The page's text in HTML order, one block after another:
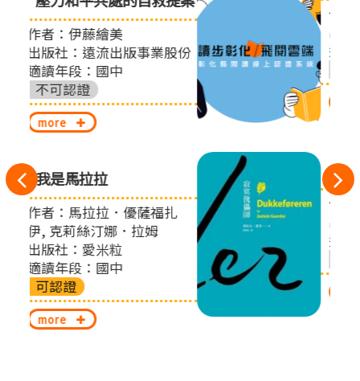
往
左
切
換
作者：肯尼思．葛拉罕
適讀年段：國中
不可認證
more
寂寞傀儡師
作者：喬斯坦‧賈德
出版社：木馬文化
適讀年段：國中
不可認證
more